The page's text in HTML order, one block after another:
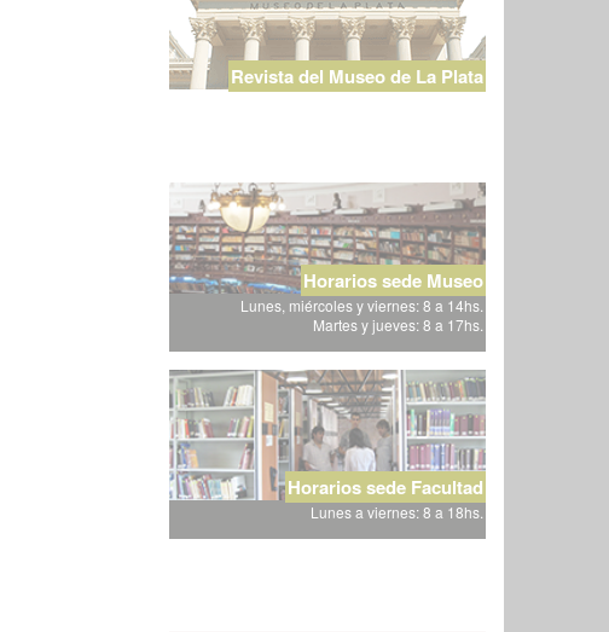
Revista del Museo de La Plata
Horarios sede Museo
Lunes, miércoles y viernes: 8 a 14hs.
Martes y jueves: 8 a 17hs.
Horarios sede Facultad
Lunes a viernes: 8 a 18hs.